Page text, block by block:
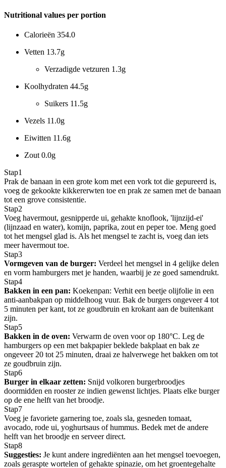
Nutritional values per portion
Calorieën 354.0
Vetten 13.7g
Verzadigde vetzuren 1.3g
Koolhydraten 44.5g
Suikers 11.5g
Vezels 11.0g
Eiwitten 11.6g
Zout 0.0g
Stap1
Prak de banaan in een grote kom met een vork tot die gepureerd is,
voeg de gekookte kikkererwten toe en prak ze samen met de banaan
tot een grove consistentie.
Stap2
Voeg havermout, gesnipperde ui, gehakte knoflook, 'lijnzijd-ei'
(lijnzaad en water), komijn, paprika, zout en peper toe. Meng goed
tot het mengsel glad is. Als het mengsel te zacht is, voeg dan iets
meer havermout toe.
Stap3
Vormgeven van de burger: Verdeel het mengsel in 4 gelijke delen
en vorm hamburgers met je handen, waarbij je ze goed samendrukt.
Stap4
Bakken in een pan: Koekenpan: Verhit een beetje olijfolie in een
anti-aanbakpan op middelhoog vuur. Bak de burgers ongeveer 4 tot
5 minuten per kant, tot ze goudbruin en krokant aan de buitenkant
zijn.
Stap5
Bakken in de oven: Verwarm de oven voor op 180°C. Leg de
hamburgers op een met bakpapier beklede bakplaat en bak ze
ongeveer 20 tot 25 minuten, draai ze halverwege het bakken om tot
ze goudbruin zijn.
Stap6
Burger in elkaar zetten: Snijd volkoren burgerbroodjes
doormidden en rooster ze indien gewenst lichtjes. Plaats elke burger
op de ene helft van het broodje.
Stap7
Voeg je favoriete garnering toe, zoals sla, gesneden tomaat,
avocado, rode ui, yoghurtsaus of hummus. Bedek met de andere
helft van het broodje en serveer direct.
Stap8
Suggesties: Je kunt andere ingrediënten aan het mengsel toevoegen,
zoals geraspte wortelen of gehakte spinazie, om het groentegehalte